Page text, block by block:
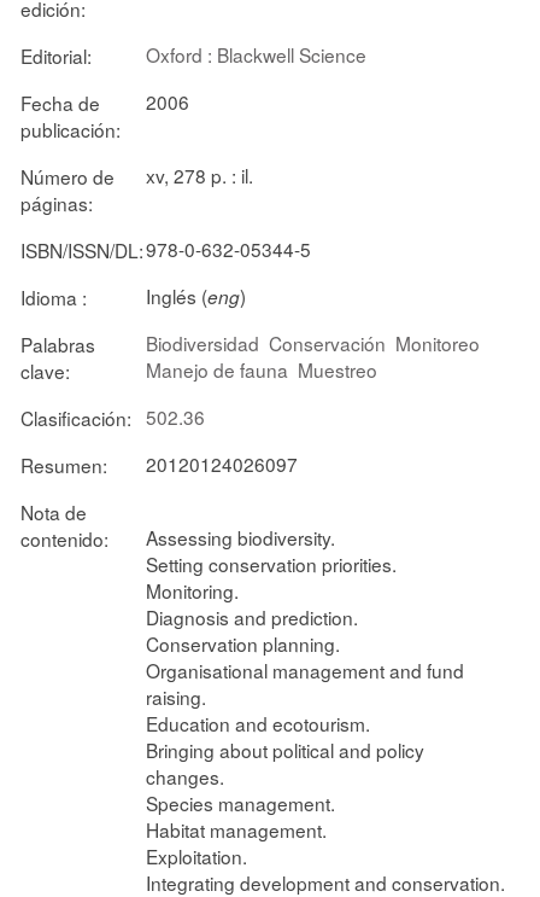
edición:
Editorial:
Oxford : Blackwell Science
Fecha de
publicación:
2006
Número de
páginas:
xv, 278 p. : il.
ISBN/ISSN/DL:978-0-632-05344-5
Idioma :
Inglés (eng)
Palabras
clave:
Biodiversidad Conservación Monitoreo
Manejo de fauna Muestreo
Clasificación: 502.36
Resumen:
20120124026097
Nota de
contenido:
Assessing biodiversity.
Setting conservation priorities.
Monitoring.
Diagnosis and prediction.
Conservation planning.
Organisational management and fund
raising.
Education and ecotourism.
Bringing about political and policy
changes.
Species management.
Habitat management.
Exploitation.
Integrating development and conservation.